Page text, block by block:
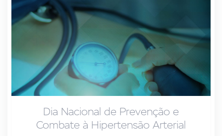
Dia Nacional de Prevenção e
Combate à Hipertensão Arterial